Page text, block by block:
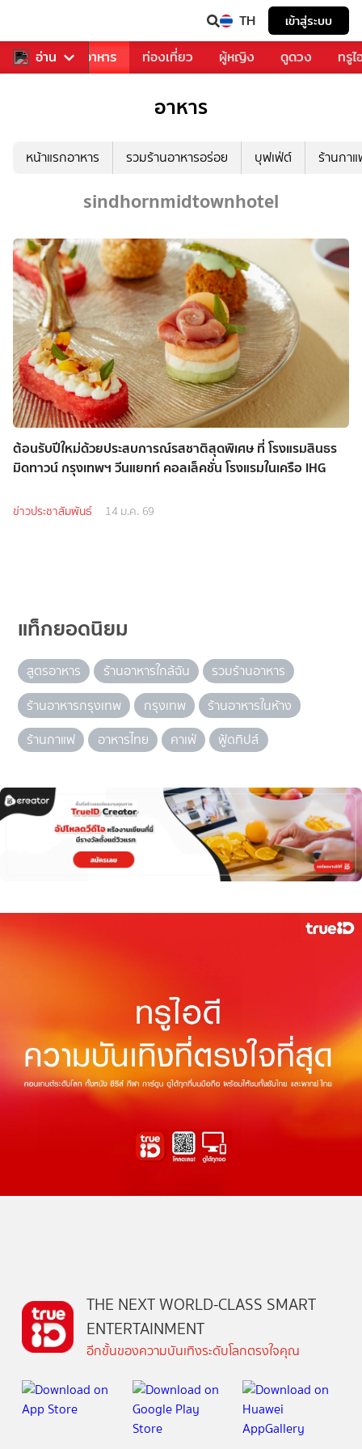
TH เข้าสู่ระบบ
อ่าน
การเพลง อาหาร ท่องเที่ยว ผู้หญิง ดูดวง ทรู
อาหาร
หน้าแรกอาหาร รวมร้านอาหารอร่อย บุฟเฟ่ต์ ร้านกา
sindhornmidtownhotel
ต้อนรับปีใหม่ด้วยประสบการณ์รสชาติสุดพิเศษ ที่ โรงแรมสินธร
มิดทาวน์ กรุงเทพฯ วีนแยทท์ คอลเล็คชั่น โรงแรมในเครือ IHG
ข่าวประชาสัมพันธ์ 14 ม.ค. 69
แท็กยอดนิยม
สูตรอาหาร ร้านอาหารใกล้ฉัน
รวมร้านอาหาร
ร้านอาหารกรุงเทพ
กรุงเทพ
ร้านอาหารในห้าง
ร้านกาแฟ
อาหารไทย คาเฟ่ ฟู้ดทิปส์
THE NEXT WORLD-CLASS SMART
ENTERTAINMENT
อีกขั้นของความบันเทิงระดับโลกตรงใจคุณ